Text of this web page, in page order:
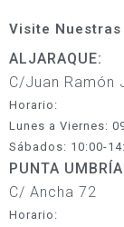
Visite
ALJARAQUE:
C/Juan Ramón
Horario:
Lunes a Viernes:
Sábados: 10:00-
PUNTA
C/ Ancha 72
Horario: